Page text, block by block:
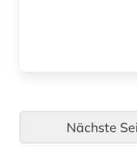
Nächste